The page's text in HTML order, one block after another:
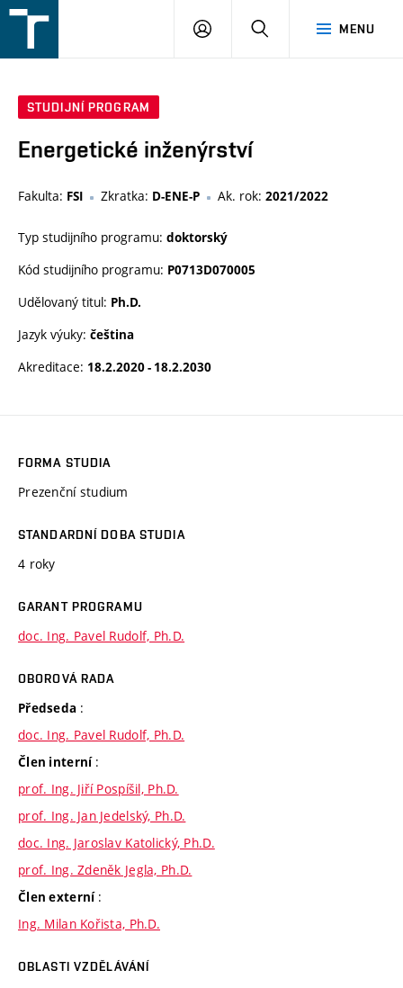
v
MENU
PŘIHLÁŠENÍ
STUDIJNÍ PROGRAM
Energetické inženýrství
Fakulta: FSI Zkratka: D-ENE-P Ak. rok: 2021/2022
Typ studijního programu: doktorský
Kód studijního programu: P0713D070005
Udělovaný titul: Ph.D.
Jazyk výuky: čeština
Akreditace: 18.2.2020 - 18.2.2030
FORMA STUDIA
Prezenční studium
STANDARDNÍ DOBA STUDIA
4 roky
GARANT PROGRAMU
doc. Ing. Pavel Rudolf, Ph.D.
OBOROVÁ RADA
Předseda :
doc. Ing. Pavel Rudolf, Ph.D.
Člen interní :
prof. Ing. Jiří Pospíšil, Ph.D.
prof. Ing. Jan Jedelský, Ph.D.
doc. Ing. Jaroslav Katolický, Ph.D.
prof. Ing. Zdeněk Jegla, Ph.D.
Člen externí :
Ing. Milan Kořista, Ph.D.
OBLASTI VZDĚLÁVÁNÍ